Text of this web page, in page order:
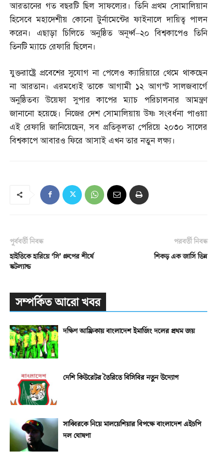
আরতানের গত বছরটি ছিল সাফল্যের। তিনি প্রথম সোমালিয়ান
হিসেবে মহাদেশীয় কোনো টুর্নামেন্টের ফাইনালে দায়িত্ব পালন
করেন। এছাড়া চিলিতে অনুষ্ঠিত অনূর্ধ্ব–২০ বিশ্বকাপেও তিনি
তিনটি ম্যাচে রেফারি ছিলেন।
যুক্তরাষ্ট্রে প্রবেশের সুযোগ না পেলেও ক্যারিয়ারে থেমে থাকছেন
না আরতান। এরমধ্যেই তাকে আগামী ১২ আগস্ট সালজবার্গে
অনুষ্ঠিতব্য উয়েফা সুপার কাপের ম্যাচ পরিচালনার আমন্ত্রণ
জানানো হয়েছে। নিজের দেশ সোমালিয়ায় উষ্ণ সংবর্ধনা পাওয়া
এই রেফারি জানিয়েছেন,সব প্রতিকূলতা পেরিয়ে ২০৩০ সালের
বিশ্বকাপে আবারও ফিরে আসাই এখন তার নতুন লক্ষ্য।
পূর্ববর্তী নিবন্ধ
হাইতিকে হারিয়ে ‘সি’ গ্রুপের শীর্ষে
স্কটল্যান্ড
পরবর্তী নিবন্ধ
শিকড় এক জার্সি ভিন্ন
সম্পর্কিত আরো খবর
দক্ষিণ আফ্রিকায় বাংলাদেশ ইমার্জিং দলের প্রথম জয়
দেশি কিউরেটর তৈরিতে বিসিবির নতুন উদ্যোগ
সাব্বিরকে নিয়ে মালয়েশিয়ার বিপক্ষে বাংলাদেশ এইচপি
দল ঘোষণা